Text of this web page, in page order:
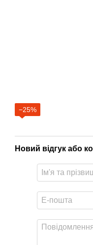
−25%
Новий відгук або